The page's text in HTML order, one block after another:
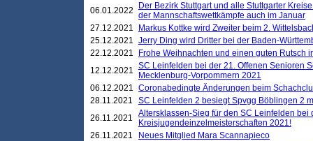
06.01.2022
Der Bezirk Stuttgart und alle Stuttgarter
der Mannschaftswettkämpfe auch im Januar
27.12.2021
Markus Kottke wird Zweiter beim 2.
25.12.2021 Jerry Ding wird Dritter bei der Baden-
22.12.2021
Frohe Weihnachten und einen guten Rutsch
12.12.2021 SC Leinfelden bei der 21. Offenen Senioren
Mecklenburg-Vorpommern 2021
06.12.2021 Coronabedingte Änderungen beim
28.11.2021
SC Leinfelden 2 besiegt Spvgg Böblingen 2
26.11.2021
Altersklassen-Sieg für den SC Leinfelden bei
Kreisjugendeinzelmeisterschaften 2021!
26.11.2021
Neues Mitglied Mara Scannapieco